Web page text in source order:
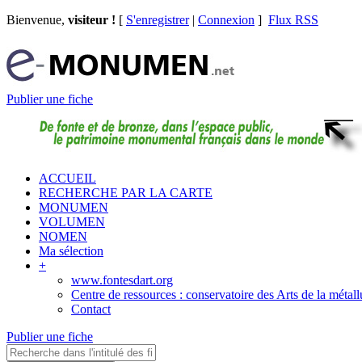
Bienvenue, visiteur ! [ S'enregistrer| Connexion ] Flux RSS
Publier une fiche
ACCUEIL
RECHERCHE PAR LA CARTE
MONUMEN
VOLUMEN
NOMEN
Ma sélection
+
www.fontesdart.org
Centre de ressources : conservatoire des Arts de la
Contact
Publier une fiche